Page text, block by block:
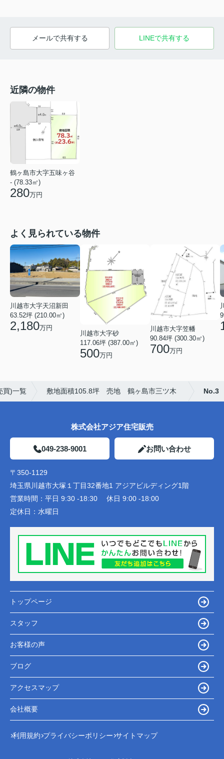
メールで共有する LINEで共有する
近隣の物件
鶴ヶ島市大字五味ヶ谷
- (78.33㎡)
280万円
よく見られている物件
川越市大字天沼新田
63.52坪 (210.00㎡)
2,180万円
川越市大字砂
117.06坪 (387.00㎡)
500万円
川越市大字笠幡
90.84坪 (300.30㎡)
700万円
買)一覧 敷地面積105.8坪 売地 鶴ヶ島市三ツ木 No.3
株式会社アジア住宅販売
049-238-9001 お問い合わせ
〒350-1129
埼玉県川越市大塚１丁目32番地1 アジアビルディング1階
営業時間： 平日 9:30 -18:30 休日 9:00 -18:00
定休日： 水曜日
トップページ
スタッフ
お客様の声
ブログ
アクセスマップ
会社概要
利用規約 プライバシーポリシー サイトマップ